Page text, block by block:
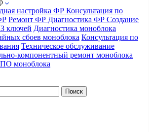
настройка ФР Консультация по
Ремонт ФР Диагностика ФР Создание
ключей Диагностика моноблока
сбоев моноблока Консультация по
Техническое обслуживание
компонентный ремонт моноблока
моноблока